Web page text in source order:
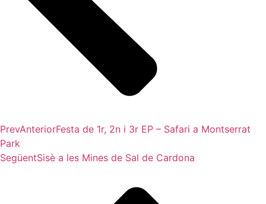
PrevAnteriorFesta de 1r, 2n i 3r EP – Safari a Montserrat
Park
SegüentSisè a les Mines de Sal de Cardona